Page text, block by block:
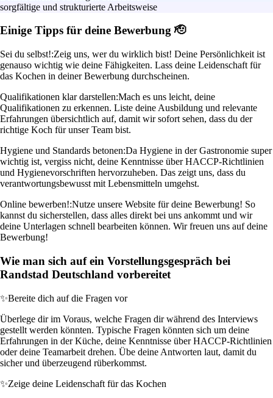
sorgfältige und strukturierte Arbeitsweise
Einige Tipps für deine Bewerbung 🫡
Sei du selbst!:Zeig uns, wer du wirklich bist! Deine Persönlichkeit ist
genauso wichtig wie deine Fähigkeiten. Lass deine Leidenschaft für
das Kochen in deiner Bewerbung durchscheinen.
Qualifikationen klar darstellen:Mach es uns leicht, deine
Qualifikationen zu erkennen. Liste deine Ausbildung und relevante
Erfahrungen übersichtlich auf, damit wir sofort sehen, dass du der
richtige Koch für unser Team bist.
Hygiene und Standards betonen:Da Hygiene in der Gastronomie super
wichtig ist, vergiss nicht, deine Kenntnisse über HACCP-Richtlinien
und Hygienevorschriften hervorzuheben. Das zeigt uns, dass du
verantwortungsbewusst mit Lebensmitteln umgehst.
Online bewerben!:Nutze unsere Website für deine Bewerbung! So
kannst du sicherstellen, dass alles direkt bei uns ankommt und wir
deine Unterlagen schnell bearbeiten können. Wir freuen uns auf deine
Bewerbung!
Wie man sich auf ein Vorstellungsgespräch bei
Randstad Deutschland vorbereitet
✨Bereite dich auf die Fragen vor
Überlege dir im Voraus, welche Fragen dir während des Interviews
gestellt werden könnten. Typische Fragen könnten sich um deine
Erfahrungen in der Küche, deine Kenntnisse über HACCP-Richtlinien
oder deine Teamarbeit drehen. Übe deine Antworten laut, damit du
sicher und überzeugend rüberkommst.
✨Zeige deine Leidenschaft für das Kochen